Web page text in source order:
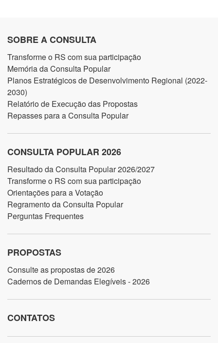
SOBRE A CONSULTA
Transforme o RS com sua participação
Memória da Consulta Popular
Planos Estratégicos de Desenvolvimento Regional (2022-
2030)
Relatório de Execução das Propostas
Repasses para a Consulta Popular
CONSULTA POPULAR 2026
Resultado da Consulta Popular 2026/2027
Transforme o RS com sua participação
Orientações para a Votação
Regramento da Consulta Popular
Perguntas Frequentes
PROPOSTAS
Consulte as propostas de 2026
Cadernos de Demandas Elegíveis - 2026
CONTATOS